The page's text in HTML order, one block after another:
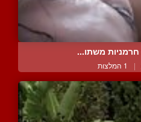
משתו...
| 1 המלצות